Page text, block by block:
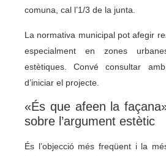
comuna, cal l’1/3 de la junta.
La normativa municipal pot afegir
especialment en zones
estètiques. Convé consultar
d’iniciar el projecte.
«És que afeen la
sobre l’argument estètic
És l’objecció més freqüent i la